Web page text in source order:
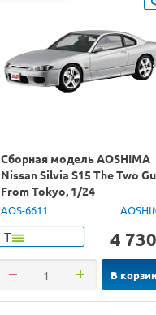
Сборная модель AOSHIMA
Nissan Silvia S15 The Two
From Tokyo, 1/24
AOS-6611
Т 4 730
В